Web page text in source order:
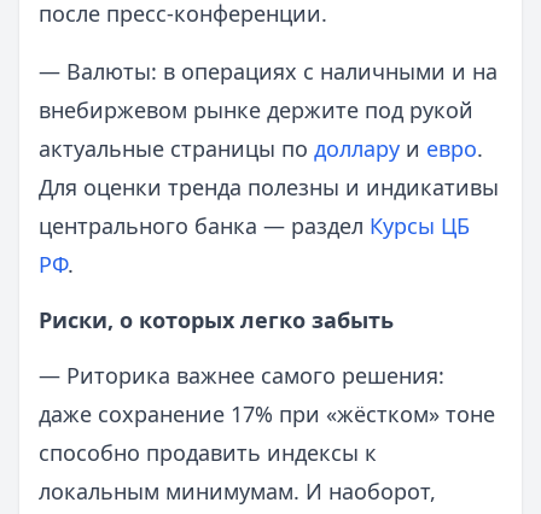
после пресс‑конференции.
— Валюты: в операциях с наличными и на
внебиржевом рынке держите под рукой
актуальные страницы по доллару и евро.
Для оценки тренда полезны и индикативы
центрального банка — раздел Курсы ЦБ
РФ.
Риски, о которых легко забыть
— Риторика важнее самого решения:
даже сохранение 17% при «жёстком» тоне
способно продавить индексы к
локальным минимумам. И наоборот,